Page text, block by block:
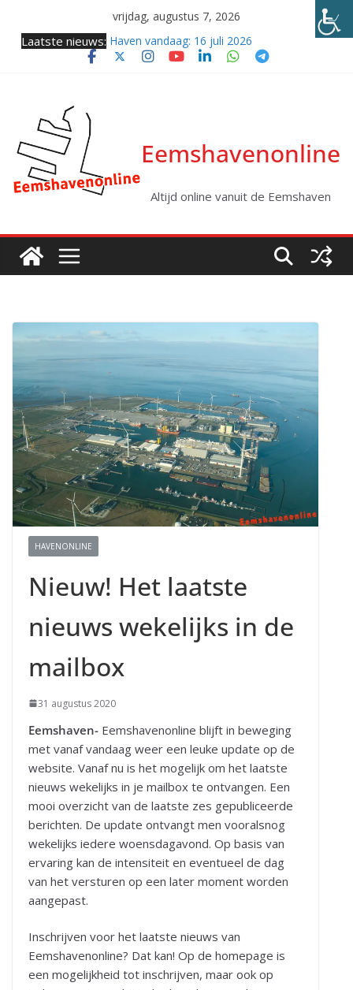
vrijdag, augustus 7, 2026
Laatste nieuws: Haven vandaag: 16 juli 2026
Samenkomst van twee giganten (video)
Eemshavenonline
Altijd online vanuit de Eemshaven
HAVENONLINE
Nieuw! Het laatste
nieuws wekelijks in de
mailbox
31 augustus 2020
Eemshaven- Eemshavenonline blijft in beweging
met vanaf vandaag weer een leuke update op de
website. Vanaf nu is het mogelijk om het laatste
nieuws wekelijks in je mailbox te ontvangen. Een
mooi overzicht van de laatste zes gepubliceerde
berichten. De update ontvangt men vooralsnog
wekelijks iedere woensdagavond. Op basis van
ervaring kan de intensiteit en eventueel de dag
van het versturen op een later moment worden
aangepast.
Inschrijven voor het laatste nieuws van
Eemshavenonline? Dat kan! Op de homepage is
een mogelijkheid tot inschrijven, maar ook op